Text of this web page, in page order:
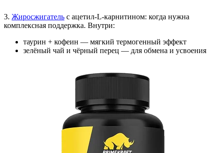
3. Жиросжигатель с ацетил-L-карнитином: когда нужна
комплексная поддержка. Внутри:
таурин + кофеин — мягкий термогенный эффект
зелёный чай и чёрный перец — для обмена и усвоения